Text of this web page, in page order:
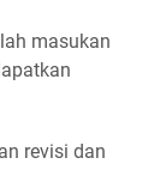
masukan
revisi dan